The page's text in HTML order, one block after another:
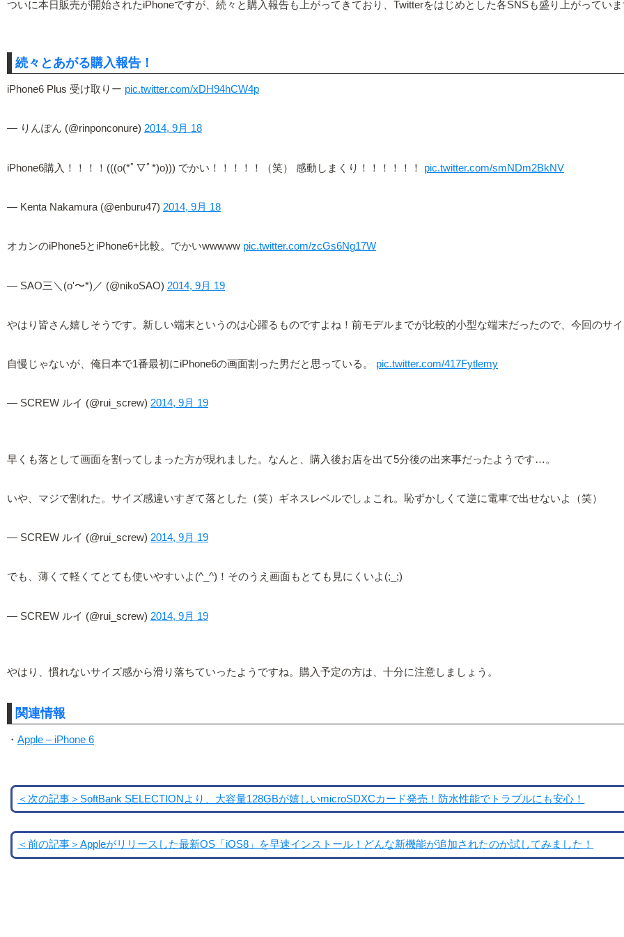
ついに本日販売が開始されたiPhoneですが、続々と購入報告も上がってきており、Twitterをはじめとした各SNSも盛り上がってい
続々とあがる購入報告！
iPhone6 Plus 受け取りー pic.twitter.com/xDH94hCW4p
— りんぽん (@rinponconure) 2014, 9月 18
iPhone6購入！！！！(((o(*ﾟ▽ﾟ*)o))) でかい！！！！！（笑） 感動しまくり！！！！！！ pic.twitter.com/smNDm2BkNV
— Kenta Nakamura (@enburu47) 2014, 9月 18
オカンのiPhone5とiPhone6+比較。でかいwwwww pic.twitter.com/zcGs6Ng17W
— SAO三＼(o'〜*)／ (@nikoSAO) 2014, 9月 19
やはり皆さん嬉しそうです。新しい端末というのは心躍るものですよね！前モデルまでが比較的小型な端末だったので、今回のサ
自慢じゃないが、俺日本で1番最初にiPhone6の画面割った男だと思っている。 pic.twitter.com/417Fytlemy
— SCREW ルイ (@rui_screw) 2014, 9月 19
早くも落として画面を割ってしまった方が現れました。なんと、購入後お店を出て5分後の出来事だったようです…。
いや、マジで割れた。サイズ感違いすぎて落とした（笑）ギネスレベルでしょこれ。恥ずかしくて逆に電車で出せないよ（笑）
— SCREW ルイ (@rui_screw) 2014, 9月 19
でも、薄くて軽くてとても使いやすいよ(^_^)！そのうえ画面もとても見にくいよ(;_;)
— SCREW ルイ (@rui_screw) 2014, 9月 19
やはり、慣れないサイズ感から滑り落ちていったようですね。購入予定の方は、十分に注意しましょう。
関連情報
・ Apple – iPhone 6
＜次の記事＞SoftBank SELECTIONより、大容量128GBが嬉しいmicroSDXCカード発売！防水性能でトラブルにも安心！
＜前の記事＞Appleがリリースした最新OS「iOS8」を早速インストール！どんな新機能が追加されたのか試してみました！